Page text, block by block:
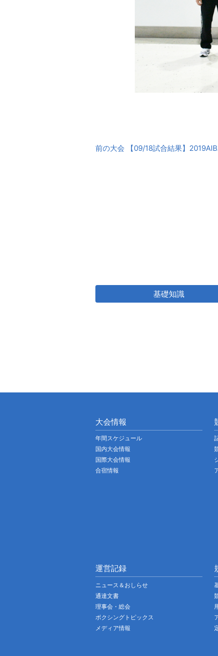
後
前の大会 【09/18試合結果】
基礎知識
大会情報
年間スケジュール
国内大会情報
国際大会情報
合宿情報
運営記録
ニュース＆おしらせ
通達文書
理事会・総会
ボクシングトピックス
メディア情報